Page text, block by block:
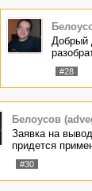
Добрый
#28
Белоусов
Заявка на
придется
#30